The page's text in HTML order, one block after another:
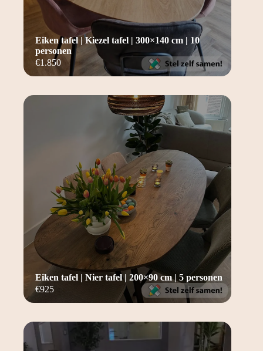
€1.850
Eiken tafel | Kiezel tafel | 300×140 cm | 10
personen
€925
Eiken tafel | Nier tafel | 200×90 cm | 5 personen